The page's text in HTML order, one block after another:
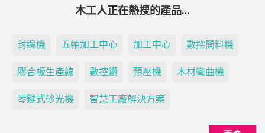
木工人正在熱搜的產品…
封邊機 五軸加工中心 加工中心 數控開料機
膠合板生產線 數控鑽 預壓機 木材彎曲機
琴鍵式砂光機 智慧工廠解決方案